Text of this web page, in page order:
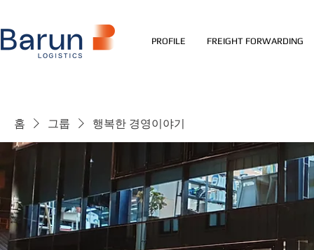
PROFILE FREIGHT FORWARDING
홈 그룹 행복한 경영이야기